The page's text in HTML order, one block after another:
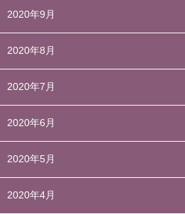
2020年9月
2020年8月
2020年7月
2020年6月
2020年5月
2020年4月